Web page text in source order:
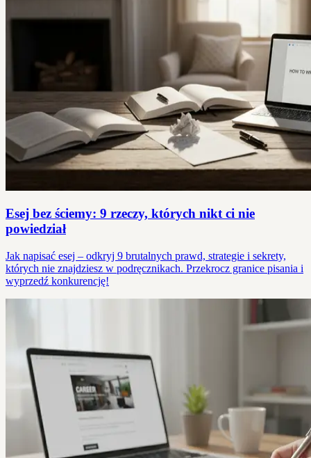
Esej bez ściemy: 9 rzeczy, których nikt ci nie
powiedział
Jak napisać esej – odkryj 9 brutalnych prawd, strategie i sekrety,
których nie znajdziesz w podręcznikach. Przekrocz granice pisania i
wyprzedź konkurencję!